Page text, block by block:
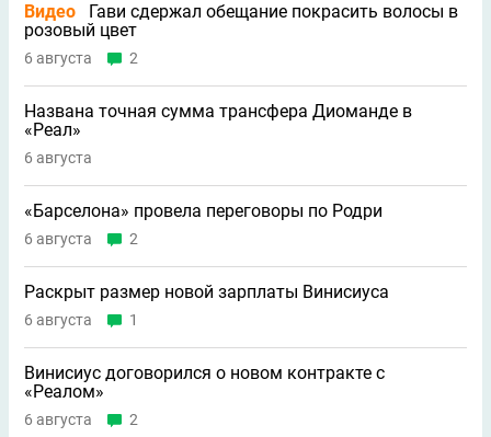
Видео
Гави сдержал обещание покрасить волосы в
розовый цвет
6 августа 2
Названа точная сумма трансфера Диоманде в
«Реал»
6 августа
«Барселона» провела переговоры по Родри
6 августа 2
Раскрыт размер новой зарплаты Винисиуса
6 августа 1
Винисиус договорился о новом контракте с
«Реалом»
6 августа 2